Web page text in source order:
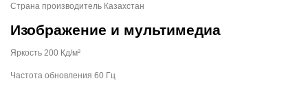
Страна производитель Казахстан
Изображение и мультимедиа
Яркость 200 Кд/м²
Частота обновления 60 Гц